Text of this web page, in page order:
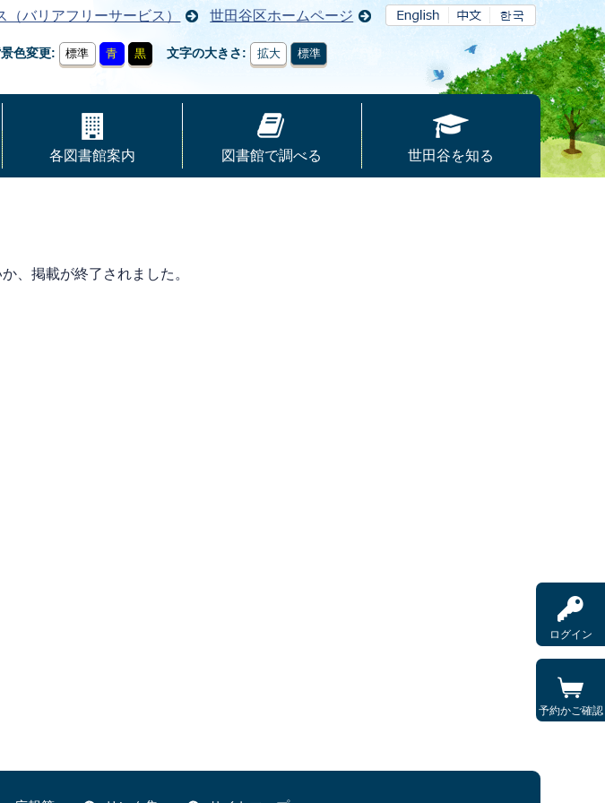
（バリアフリーサービス） 世田谷区ホームページ
色変更 標準 青 黒 文字の大きさ 拡大 標準
ログイン
予約かご確認
各図書館案内 図書館で調べる 世田谷を知る
、掲載が終了されました。